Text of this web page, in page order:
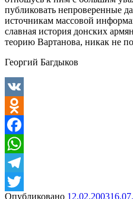
публиковать непроверенные
источникам массовой
славная история донских
теорию Вартанова, никак не
Георгий Багдыков
VK
Odnoklassniki
Facebook
WhatsApp
Telegram
Опубликовано 12.02.2003